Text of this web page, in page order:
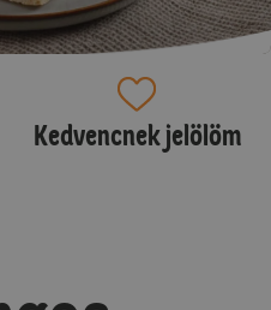
Kedvencnek jelölöm